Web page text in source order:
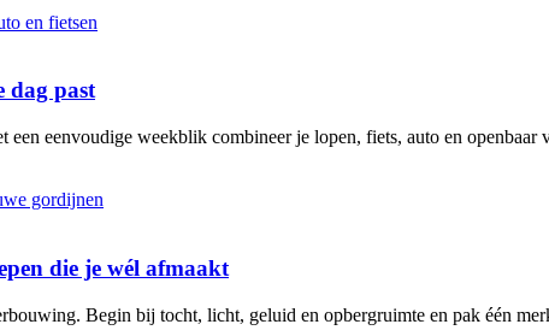
dag past
eenvoudige weekblik combineer je lopen, fiets, auto en openbaar
die je wél afmaakt
Begin bij tocht, licht, geluid en opbergruimte en pak één